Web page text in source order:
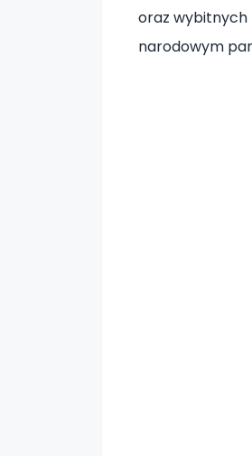
oraz wybitnych
narodowym